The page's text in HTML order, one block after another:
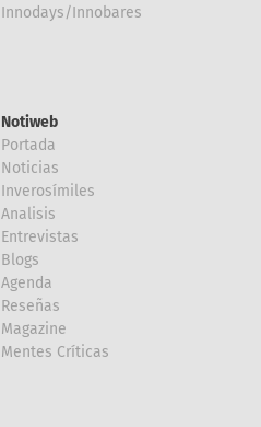
Innodays/Innobares
Notiweb
Portada
Noticias
Inverosímiles
Analisis
Entrevistas
Blogs
Agenda
Reseñas
Magazine
Mentes Críticas